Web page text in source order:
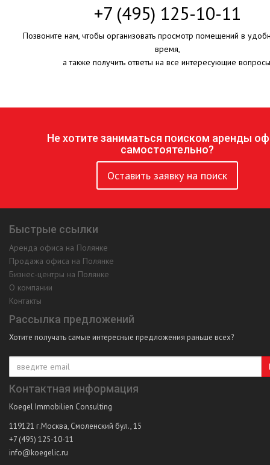
+7 (495) 125-10-11
Позвоните нам, чтобы организовать просмотр помещений в
время,
а также получить ответы на все интересующие
Не хотите заниматься поиском аренды
самостоятельно?
Оставить заявку на поиск
Быстрые ссылки
Аренда офиса на Полянке
Продажа офиса на Полянке
Бизнес-центры на Полянке
О компании
Контакты
Рассылка предложений
Хотите получать самые интересные предложения раньше всех?
Контактная информация
Koegel Immobilien Consulting
119121 г.Москва, Смоленский бул., 15
+7 (495) 125-10-11
info@koegelic.ru